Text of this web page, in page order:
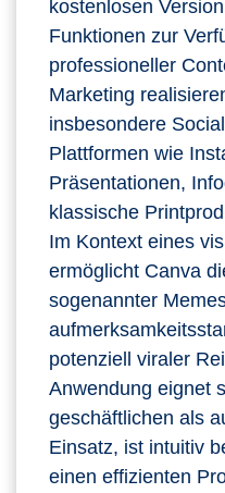
kostenlosen
Funktionen zur
professioneller
Marketing
insbesondere
Plattformen wie
Präsentationen,
klassische
Im Kontext eines
ermöglicht Canva
sogenannter
potenziell viraler
Anwendung eignet
geschäftlichen als
Einsatz, ist intuitiv
einen effizienten